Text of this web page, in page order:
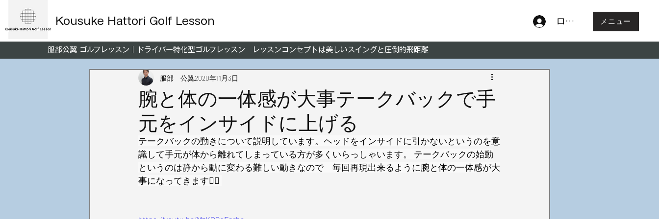
Kousuke Hattori Golf Lesson ログイン メニュー
服部公翼 ゴルフレッスン｜ドライバー特化型ゴルフレッスン レッスンコンセプトは美しいスイングと圧倒的飛距離
腕と体の一体感が大事テークバックで手
元をインサイドに上げる
服部 公翼2020年11月3日
テークバックの動きについて説明しています。ヘッドをインサイドに引かないというのを意
識して手元が体から離れてしまっている方が多くいらっしゃいます。 テークバックの始動
というのは静から動に変わる難しい動きなので　毎回再現出来るように腕と体の一体感が大
事になってきます🏌️‍♂️